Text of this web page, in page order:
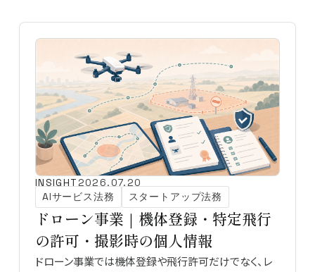
INSIGHT2026.07.20
AIサービス法務
スタートアップ法務
ドローン事業｜機体登録・特定飛行
の許可・撮影時の個人情報
ドローン事業では機体登録や飛行許可だけでなく、レ